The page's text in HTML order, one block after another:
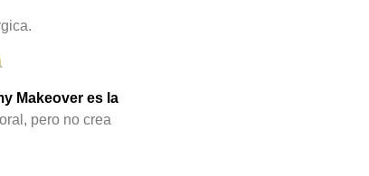
Makeover es la
pero no crea